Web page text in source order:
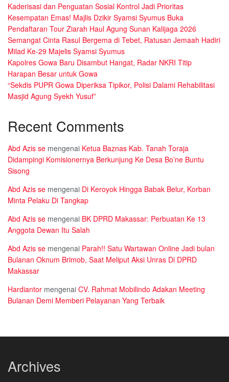
Kaderisasi dan Penguatan Sosial Kontrol Jadi Prioritas
Kesempatan Emas! Majlis Dzikir Syamsi Syumus Buka
Pendaftaran Tour Ziarah Haul Agung Sunan Kalijaga 2026
Semangat Cinta Rasul Bergema di Tebet, Ratusan Jemaah Hadiri
Milad Ke-29 Majelis Syamsi Syumus
Kapolres Gowa Baru Disambut Hangat, Radar NKRI Titip
Harapan Besar untuk Gowa
“Sekdis PUPR Gowa Diperiksa Tipikor, Polisi Dalami Rehabilitasi
Masjid Agung Syekh Yusuf”
Recent Comments
Abd Azis se mengenai Ketua Baznas Kab. Tanah Toraja
Didampingi Komisionernya Berkunjung Ke Desa Bo’ne Buntu
Sisong
Abd Azis se mengenai Di Keroyok Hingga Babak Belur, Korban
Minta Pelaku Di Tangkap
Abd Azis se mengenai BK DPRD Makassar: Perbuatan Ke 13
Anggota Dewan Itu Salah
Abd Azis se mengenai Parah!! Satu Wartawan Online Jadi bulan
Bulanan Oknum Brimob, Saat Meliput Aksi Unras Di DPRD
Makassar
Hardiantor mengenai CV. Rahmat Mobilindo Adakan Meeting
Bulanan Demi Memberi Pelayanan Yang Terbaik
Archives